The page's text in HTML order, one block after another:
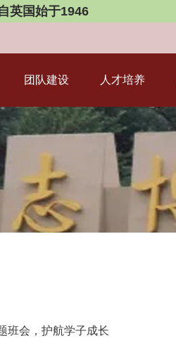
英国始于1946
团队建设 人才培养
班会，护航学子成长